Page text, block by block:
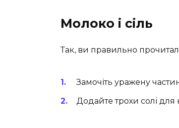
Молоко і сіль
Так, ви правильно
Замочіть уражену
Додайте трохи солі для